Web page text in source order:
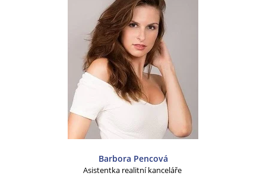
Barbora Pencová
Asistentka realitní kanceláře